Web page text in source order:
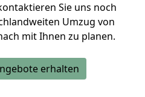
Sie uns noch
Umzug von
mit Ihnen zu planen.
erhalten